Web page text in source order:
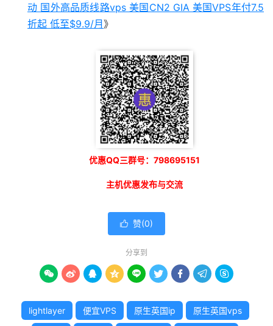
动 国外高品质线路vps 美国CN2 GIA 美国VPS年付7.5
折起 低至$9.9/月》
优惠QQ三群号：798695151
主机优惠发布与交流
 赞(0)
分享到
        
lightlayer 便宜VPS 原生英国ip 原生英国vps